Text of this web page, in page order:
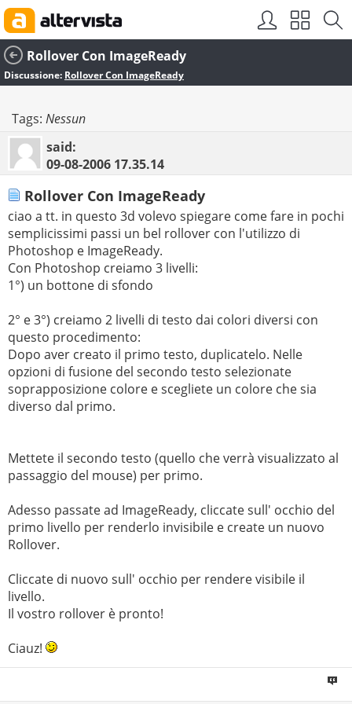
Rollover Con ImageReady
Discussione: Rollover Con ImageReady
Tags: Nessun
said:
09-08-2006 17.35.14
Rollover Con ImageReady
ciao a tt. in questo 3d volevo spiegare come fare in pochi
semplicissimi passi un bel rollover con l'utilizzo di
Photoshop e ImageReady.
Con Photoshop creiamo 3 livelli:
1°) un bottone di sfondo
2° e 3°) creiamo 2 livelli di testo dai colori diversi con
questo procedimento:
Dopo aver creato il primo testo, duplicatelo. Nelle
opzioni di fusione del secondo testo selezionate
soprapposizione colore e scegliete un colore che sia
diverso dal primo.
Mettete il secondo testo (quello che verrà visualizzato al
passaggio del mouse) per primo.
Adesso passate ad ImageReady, cliccate sull' occhio del
primo livello per renderlo invisibile e create un nuovo
Rollover.
Cliccate di nuovo sull' occhio per rendere visibile il
livello.
Il vostro rollover è pronto!
Ciauz!